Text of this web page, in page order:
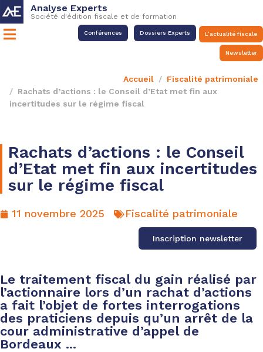
Analyse Experts
Société d'édition fiscale et de formation
Conférences Dossiers Experts L’actualité fiscale
Newsletter
Accueil
Fiscalité patrimoniale
Rachats d’actions : le Conseil d’Etat met fin aux
incertitudes sur le régime fiscal
Rachats d’actions : le Conseil
d’Etat met fin aux incertitudes
sur le régime fiscal
11 novembre 2025 Fiscalité patrimoniale
Inscription newsletter
Le traitement fiscal du gain réalisé par
l’actionnaire lors d’un rachat d’actions
a fait l’objet de fortes interrogations
des praticiens depuis qu’un arrêt de la
cour administrative d’appel de
Bordeaux ...